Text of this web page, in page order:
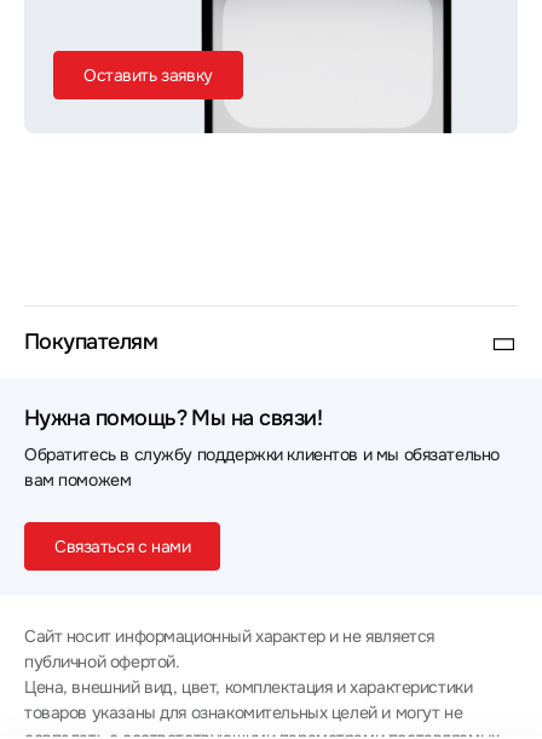
Оставить заявку
Покупателям
Нужна помощь? Мы на связи!
Обратитесь в службу поддержки клиентов и мы обязательно
вам поможем
Связаться с нами
Сайт носит информационный характер и не является
публичной офертой.
Цена, внешний вид, цвет, комплектация и характеристики
товаров указаны для ознакомительных целей и могут не